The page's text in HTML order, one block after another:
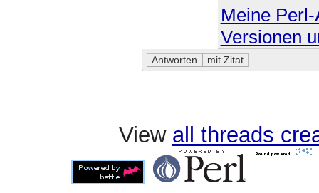
Meine
Versionen
View all threads